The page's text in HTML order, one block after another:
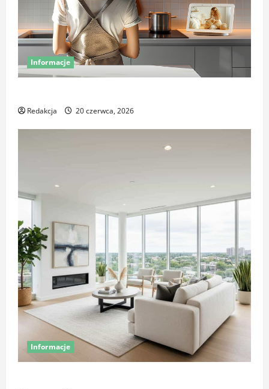
Informacje
Redakcja 20 czerwca, 2026
Informacje